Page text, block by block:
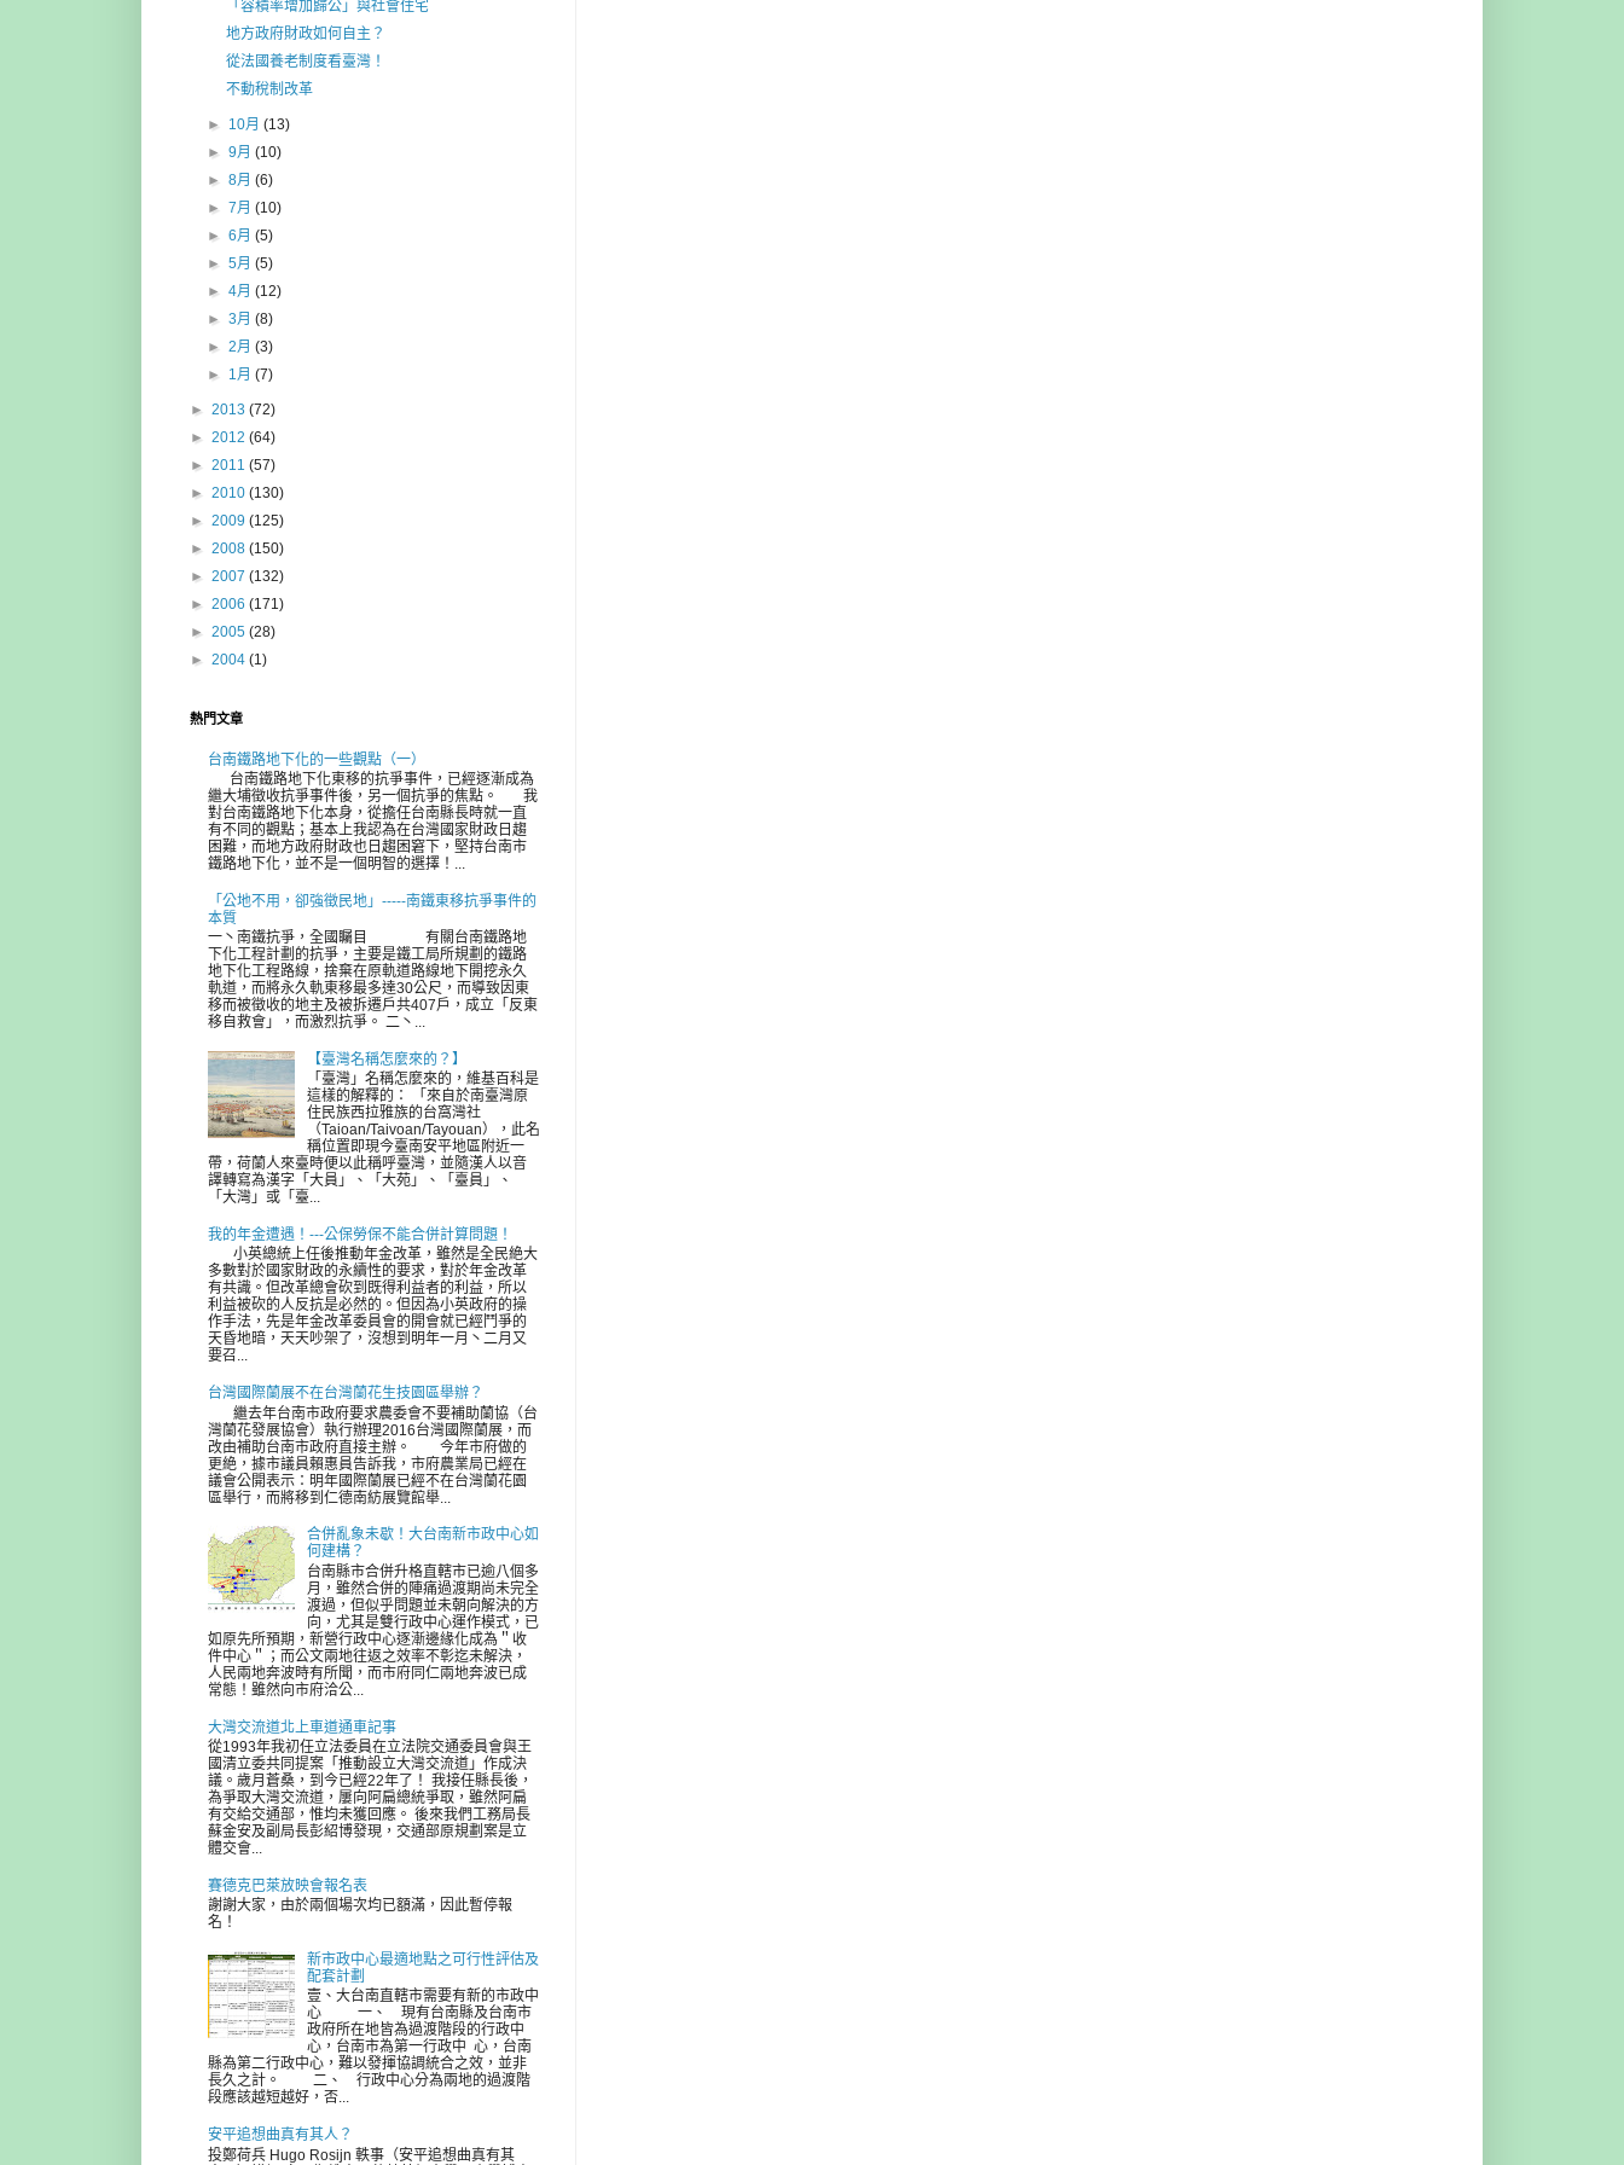
「容積率增加歸公」與社會住宅
地方政府財政如何自主？
從法國養老制度看臺灣！
不動稅制改革
► 10月(13)
►9月(10)
►8月(6)
►7月(10)
►6月(5)
►5月(5)
►4月(12)
►3月(8)
►2月(3)
► 1月(7)
► 2013 (72)
► 2012 (64)
► 2011 (57)
► 2010 (130)
► 2009 (125)
► 2008 (150)
► 2007 (132)
► 2006 (171)
► 2005 (28)
► 2004 (1)
熱門文章
台南鐵路地下化的一些觀點（一）
台南鐵路地下化東移的抗爭事件，已經逐漸成為
繼大埔徵收抗爭事件後，另一個抗爭的焦點。 我
對台南鐵路地下化本身，從擔任台南縣長時就一直
有不同的觀點；基本上我認為在台灣國家財政日趨
困難，而地方政府財政也日趨困窘下，堅持台南市
鐵路地下化，並不是一個明智的選擇！...
「公地不用，卻強徵民地」-----南鐵東移抗爭事件的
本質
一丶南鐵抗爭，全國矚目 有關台南鐵路地
下化工程計劃的抗爭，主要是鐵工局所規劃的鐵路
地下化工程路線，捨棄在原軌道路線地下開挖永久
軌道，而將永久軌東移最多達30公尺，而導致因東
移而被徵收的地主及被拆遷戶共407戶，成立「反東
移自救會」，而激烈抗爭。 二丶...
【臺灣名稱怎麼來的？】
「臺灣」名稱怎麼來的，維基百科是
這樣的解釋的： 「來自於南臺灣原
住民族西拉雅族的台窩灣社
（Taioan/Taivoan/Tayouan），此名
稱位置即現今臺南安平地區附近一
帶，荷蘭人來臺時便以此稱呼臺灣，並隨漢人以音
譯轉寫為漢字「大員」、「大苑」、「臺員」、
「大灣」或「臺...
我的年金遭遇！---公保勞保不能合併計算問題！
小英總統上任後推動年金改革，雖然是全民絶大
多數對於國家財政的永續性的要求，對於年金改革
有共識。但改革總會砍到既得利益者的利益，所以
利益被砍的人反抗是必然的。但因為小英政府的操
作手法，先是年金改革委員會的開會就已經鬥爭的
天昏地暗，天天吵架了，沒想到明年一月丶二月又
要召...
台灣國際蘭展不在台灣蘭花生技園區舉辦？
繼去年台南市政府要求農委會不要補助蘭協（台
灣蘭花發展協會）執行辦理2016台灣國際蘭展，而
改由補助台南市政府直接主辦。 今年市府做的
更絶，據市議員賴惠員告訴我，市府農業局已經在
議會公開表示：明年國際蘭展已經不在台灣蘭花園
區舉行，而將移到仁德南紡展覽館舉...
合併亂象未歇！大台南新市政中心如
何建構？
台南縣市合併升格直轄市已逾八個多
月，雖然合併的陣痛過渡期尚未完全
渡過，但似乎問題並未朝向解決的方
向，尤其是雙行政中心運作模式，已
如原先所預期，新營行政中心逐漸邊緣化成為＂收
件中心＂；而公文兩地往返之效率不彰迄未解決，
人民兩地奔波時有所聞，而市府同仁兩地奔波已成
常態！雖然向市府洽公...
大灣交流道北上車道通車記事
從1993年我初任立法委員在立法院交通委員會與王
國清立委共同提案「推動設立大灣交流道」作成決
議。歲月蒼桑，到今已經22年了！ 我接任縣長後，
為爭取大灣交流道，屢向阿扁總統爭取，雖然阿扁
有交給交通部，惟均未獲回應。 後來我們工務局長
蘇金安及副局長彭紹博發現，交通部原規劃案是立
體交會...
賽德克巴萊放映會報名表
謝謝大家，由於兩個場次均已額滿，因此暫停報
名！
新市政中心最適地點之可行性評估及
配套計劃
壹、大台南直轄市需要有新的市政中
心 一、 現有台南縣及台南市
政府所在地皆為過渡階段的行政中
心，台南市為第一行政中 心，台南
縣為第二行政中心，難以發揮協調統合之效，並非
長久之計。 二、 行政中心分為兩地的過渡階
段應該越短越好，否...
安平追想曲真有其人？
投鄭荷兵 Hugo Rosijn 軼事（安平追想曲真有其